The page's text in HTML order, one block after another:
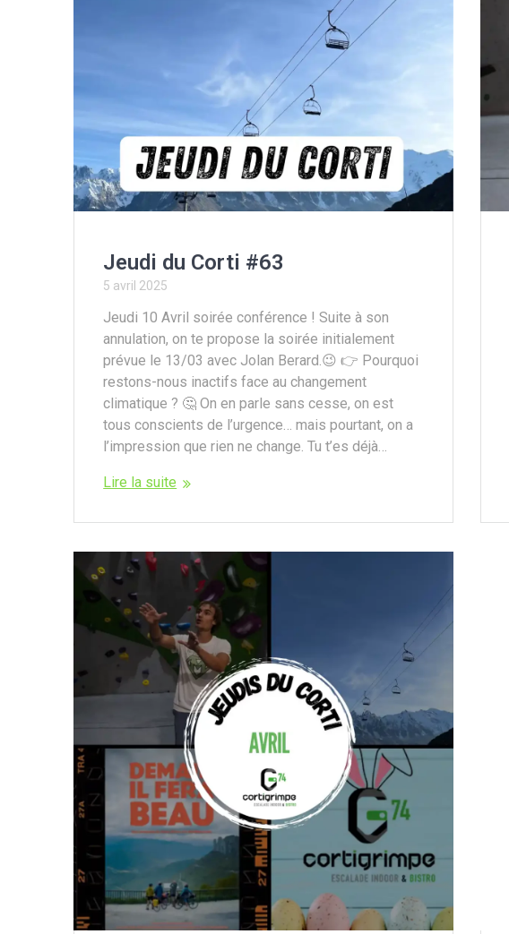
Jeudi du Corti #63
5 avril 2025
Jeudi 10 Avril soirée conférence ! Suite à son
annulation, on te propose la soirée initialement
prévue le 13/03 avec Jolan Berard.😉 👉 Pourquoi
restons-nous inactifs face au changement
climatique ? 🤔 On en parle sans cesse, on est
tous conscients de l’urgence… mais pourtant, on a
l’impression que rien ne change. Tu t’es déjà…
Lire la suite